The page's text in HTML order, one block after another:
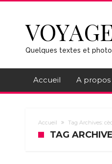
Quelques textes et
Accueil A propos
Accueil Tag Archives:
TAG